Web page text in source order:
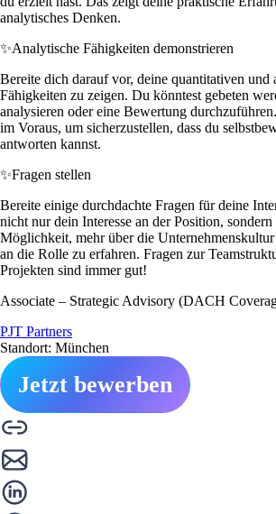
analytisches Denken.
✨Analytische Fähigkeiten demonstrieren
Bereite dich darauf vor, deine quantitativen und
Fähigkeiten zu zeigen. Du könntest gebeten
analysieren oder eine Bewertung
im Voraus, um sicherzustellen, dass du
antworten kannst.
✨Fragen stellen
Bereite einige durchdachte Fragen für deine
nicht nur dein Interesse an der Position,
Möglichkeit, mehr über die
an die Rolle zu erfahren. Fragen zur
Projekten sind immer gut!
Associate – Strategic Advisory (DACH
PJT Partners
Standort: München
Jetzt bewerben